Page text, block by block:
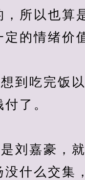
，所以也算
的情绪价
吃完饭以
了。
嘉豪，就
没什么交集